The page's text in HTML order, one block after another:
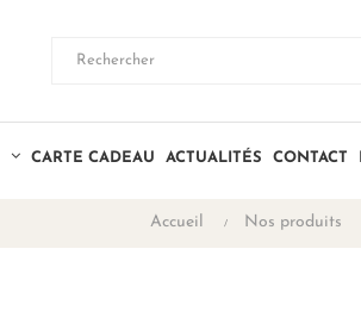
CARTE CADEAU ACTUALITÉS CONTACT
Accueil Nos produits